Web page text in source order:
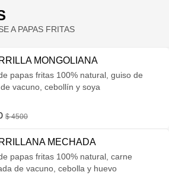
A PAPAS FRITAS
MONGOLIANA
papas fritas 100% natural, guiso de
vacuno, cebollín y soya
$ 4500
MECHADA
papas fritas 100% natural, carne
de vacuno, cebolla y huevo